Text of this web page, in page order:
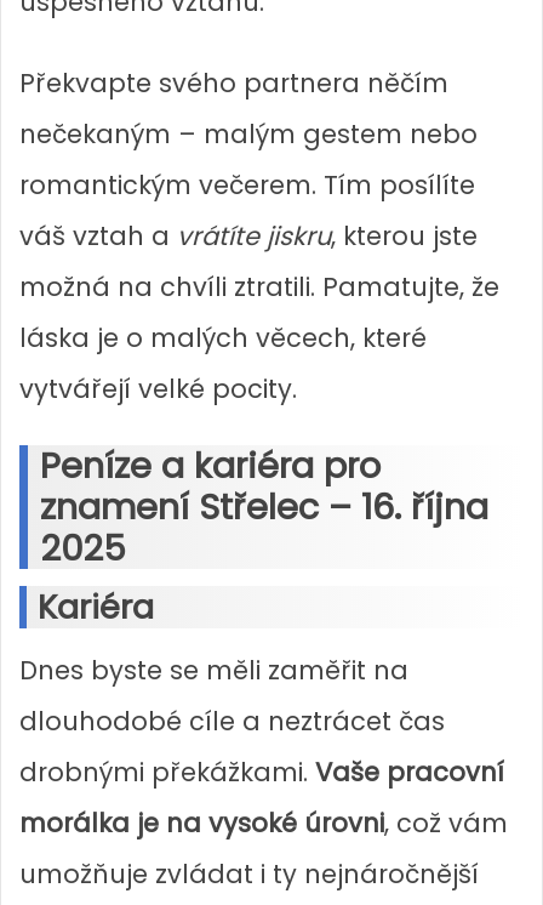
Překvapte svého partnera něčím
nečekaným – malým gestem nebo
romantickým večerem. Tím posílíte
váš vztah a vrátíte jiskru, kterou jste
možná na chvíli ztratili. Pamatujte, že
láska je o malých věcech, které
vytvářejí velké pocity.
Peníze a kariéra pro
znamení Střelec – 16. října
2025
Kariéra
Dnes byste se měli zaměřit na
dlouhodobé cíle a neztrácet čas
drobnými překážkami. Vaše pracovní
morálka je na vysoké úrovni, což vám
umožňuje zvládat i ty nejnáročnější